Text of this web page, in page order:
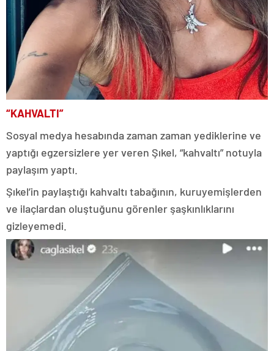
“KAHVALTI”
Sosyal medya hesabında zaman zaman yediklerine ve
yaptığı egzersizlere yer veren Şıkel, “kahvaltı” notuyla
paylaşım yaptı.
Şıkel’in paylaştığı kahvaltı tabağının, kuruyemişlerden
ve ilaçlardan oluştuğunu görenler şaşkınlıklarını
gizleyemedi.